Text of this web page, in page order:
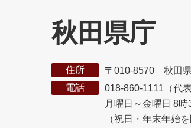
秋田県庁
住所
〒010-8570 秋田
電話
018-860-1111（代表
月曜日～金曜日 8
（祝日・年末年始を